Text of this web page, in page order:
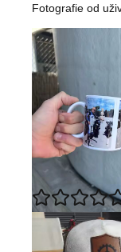
Fotografie od